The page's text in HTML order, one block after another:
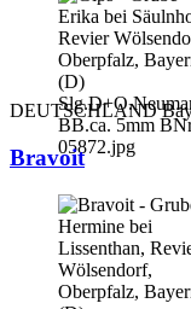
DEUTSCHLAND
Bravoit